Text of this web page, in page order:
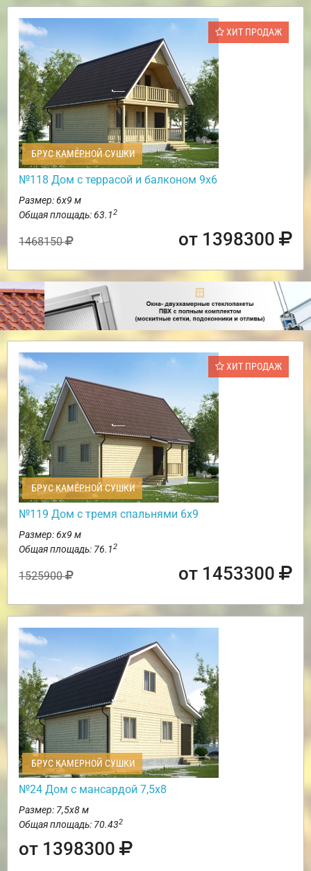
ХИТ ПРОДАЖ
БРУС КАМЕРНОЙ СУШКИ
№118 Дом с террасой и балконом 9х6
Размер: 6х9 м
Общая площадь: 63.12
1468150 от 1398300
ХИТ ПРОДАЖ
БРУС КАМЕРНОЙ СУШКИ
№119 Дом с тремя спальнями 6х9
Размер: 6х9 м
Общая площадь: 76.12
1525900 от 1453300
БРУС КАМЕРНОЙ СУШКИ
№24 Дом с мансардой 7,5х8
Размер: 7,5х8 м
Общая площадь: 70.432
от 1398300